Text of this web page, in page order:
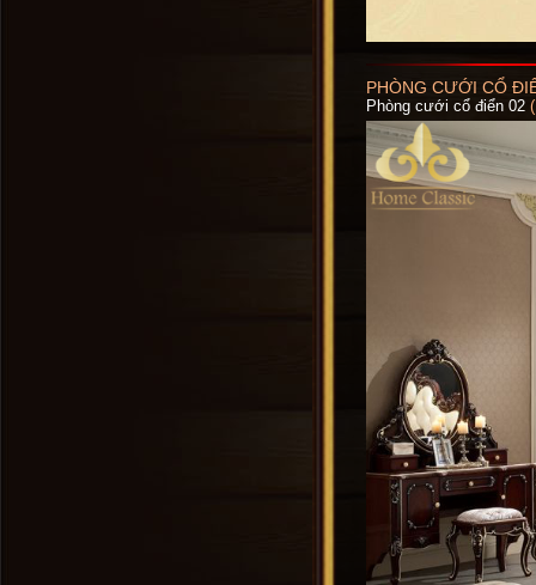
PHÒNG CƯỚI CỔ
Phòng cưới cổ điển 02